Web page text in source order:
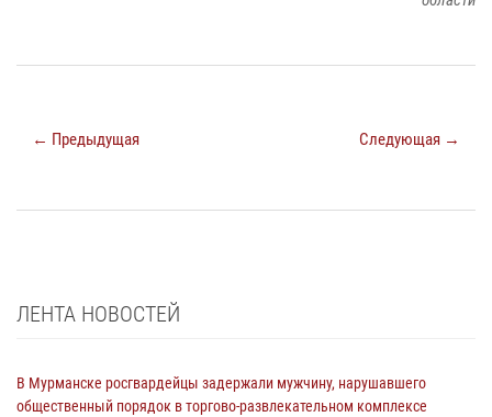
← Предыдущая Следующая →
ЛЕНТА НОВОСТЕЙ
В Мурманске росгвардейцы задержали мужчину, нарушавшего
общественный порядок в торгово-развлекательном комплексе